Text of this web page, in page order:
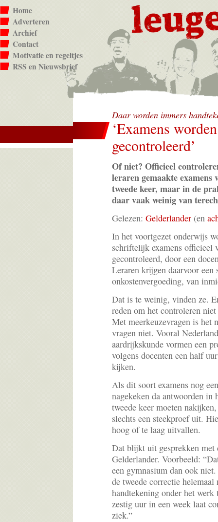
Home
Adverteren
Archief
Contact
Motivatie en regeltjes
RSS en Nieuwsbrief
Daar worden immers
‘Examens
gecontroleerd’
Of niet? Officieel
leraren gemaakte examens
tweede keer, maar in de
daar vaak weinig van
Gelezen: Gelderlander (en
In het voortgezet onderwijs
schriftelijk examens officieel
gecontroleerd, door een
Leraren krijgen daarvoor een
onkostenvergoeding, van
Dat is te weinig, vinden ze.
reden om het controleren
Met meerkeuzevragen is het
vragen niet. Vooral
aardrijkskunde vormen een
volgens docenten een half
kijken.
Als dit soort examens nog
nagekeken da antwoorden in
tweede keer moeten
slechts een steekproef uit.
hoog of te laag uitvallen.
Dat blijkt uit gesprekken met
Gelderlander. Voorbeeld:
een gymnasium dan ook
de tweede correctie
handtekening onder het
zestig uur in een week laat
ziek.”